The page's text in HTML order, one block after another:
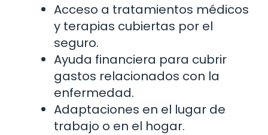
Acceso a tratamientos médicos
y terapias cubiertas por el
seguro.
Ayuda financiera para cubrir
gastos relacionados con la
enfermedad.
Adaptaciones en el lugar de
trabajo o en el hogar.